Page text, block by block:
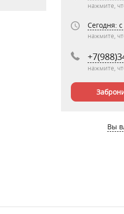
нажмите,
Сегодня:
нажмите,
нажмите,
Вы